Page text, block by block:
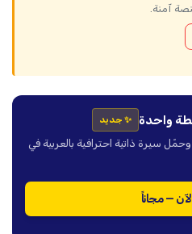
آمنة.
واحدة ✨ جديد
سيرة ذاتية احترافية بالعربية في
— مجاناً